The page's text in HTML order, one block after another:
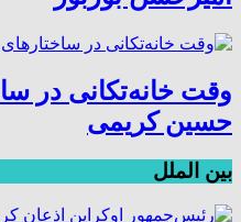
وقت خانه‌تکانی در
حسین کریمی
بین الملل